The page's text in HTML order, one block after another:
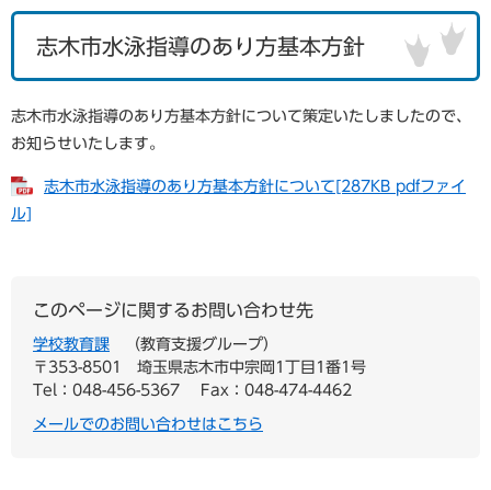
志木市水泳指導のあり方基本方針
志木市水泳指導のあり方基本方針について策定いたしましたので、
お知らせいたします。
志木市水泳指導のあり方基本方針について[287KB pdfファイ
ル]
このページに関するお問い合わせ先
学校教育課
教育支援グループ
〒353-8501
埼玉県志木市中宗岡1丁目1番1号
Tel：048-456-5367
Fax：048-474-4462
メールでのお問い合わせはこちら